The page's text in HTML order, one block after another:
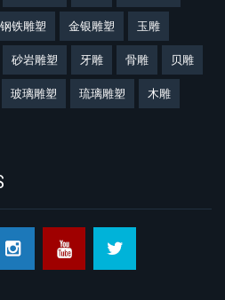
钢铁雕塑 金银雕塑 玉雕
砂岩雕塑 牙雕 骨雕 贝雕
玻璃雕塑 琉璃雕塑 木雕